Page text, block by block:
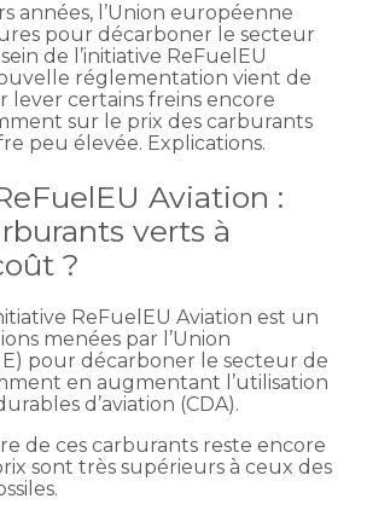
années, l’Union européenne
pour décarboner le secteur
de l’initiative ReFuelEU
réglementation vient de
lever certains freins encore
sur le prix des carburants
peu élevée. Explications.
Aviation :
verts à
?
ReFuelEU Aviation est un
menées par l’Union
pour décarboner le secteur de
en augmentant l’utilisation
d’aviation (CDA).
de ces carburants reste encore
sont très supérieurs à ceux des